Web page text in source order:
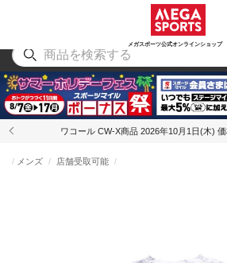
メガスポーツ公式オンラインショップ
アウトドア
ワコール CW-X商品 2026年10月1日(木)
メンズ 店舗受取可能